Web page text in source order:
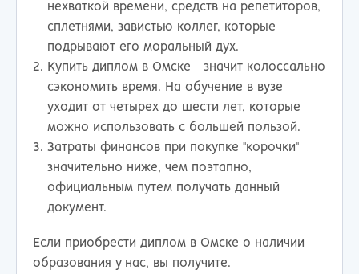
нехваткой времени, средств на репетиторов,
сплетнями, завистью коллег, которые
подрывают его моральный дух.
Купить диплом в Омске - значит колоссально
сэкономить время. На обучение в вузе
уходит от четырех до шести лет, которые
можно использовать с большей пользой.
Затраты финансов при покупке "корочки"
значительно ниже, чем поэтапно,
официальным путем получать данный
документ.
Если приобрести диплом в Омске о наличии
образования у нас, вы получите.